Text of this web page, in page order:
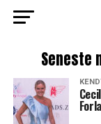
Seneste